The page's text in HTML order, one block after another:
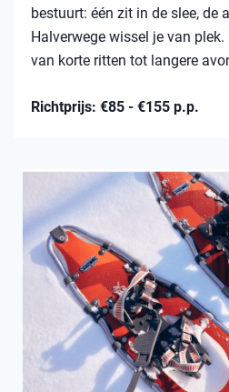
bestuurt: één zit in de slee, de
Halverwege wissel je van
van korte ritten tot langere
Richtprijs: €85 - €155 p.p.